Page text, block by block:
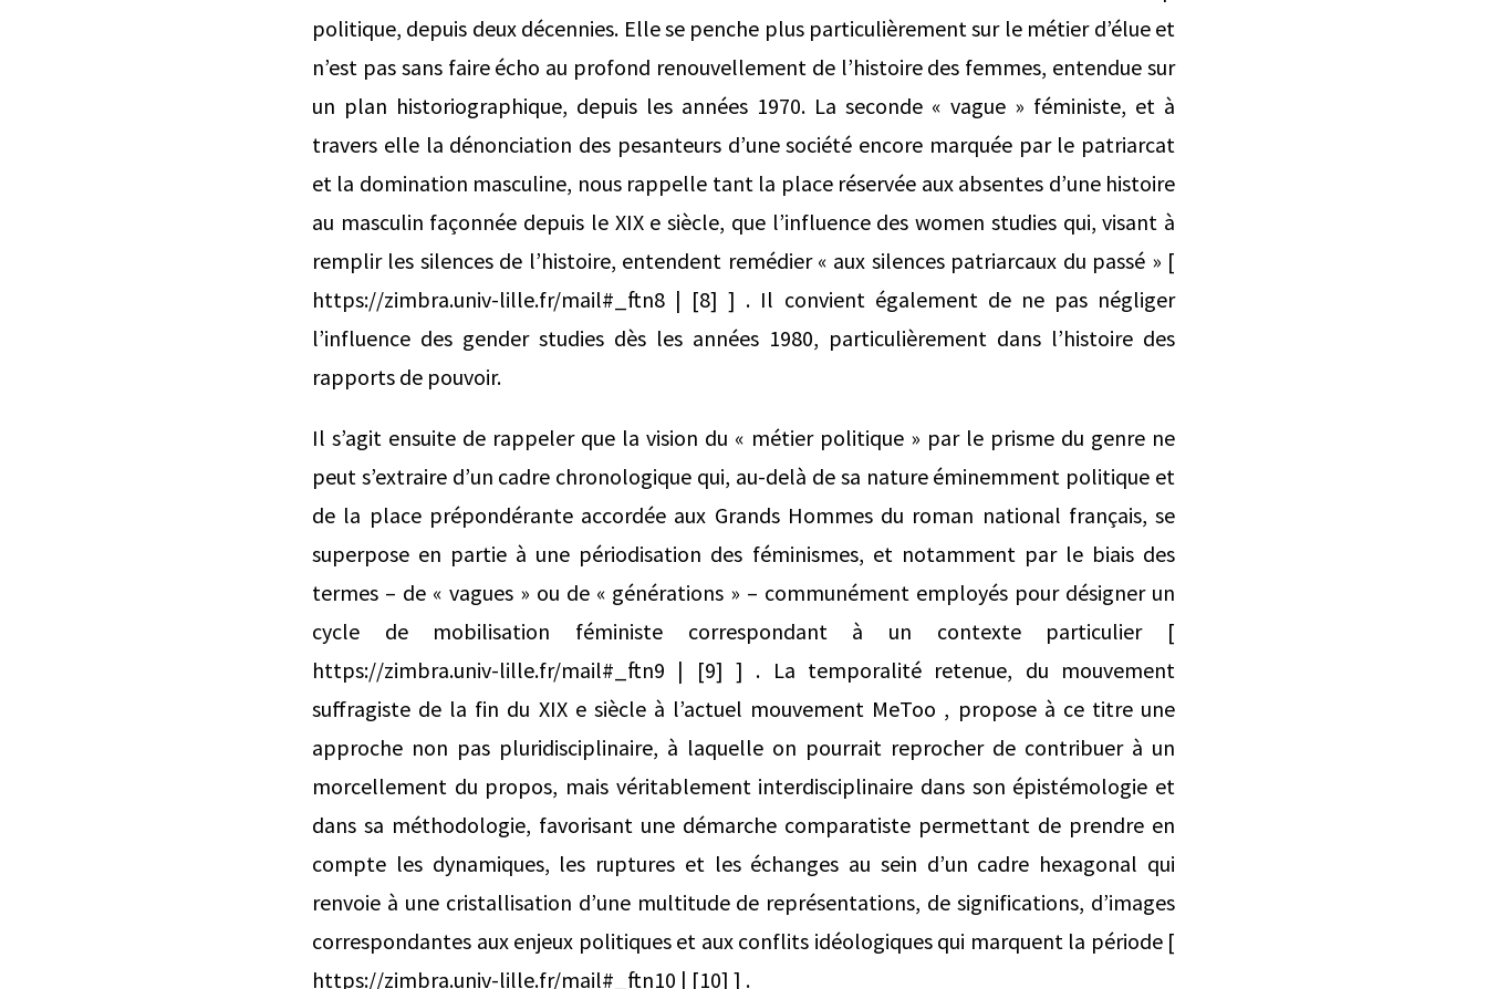
politique, depuis deux décennies. Elle se penche plus particulièrement sur le métier d’élue et
n’est pas sans faire écho au profond renouvellement de l’histoire des femmes, entendue sur
un plan historiographique, depuis les années 1970. La seconde « vague » féministe, et à
travers elle la dénonciation des pesanteurs d’une société encore marquée par le patriarcat
et la domination masculine, nous rappelle tant la place réservée aux absentes d’une histoire
au masculin façonnée depuis le XIX e siècle, que l’influence des women studies qui, visant à
remplir les silences de l’histoire, entendent remédier « aux silences patriarcaux du passé » [
https://zimbra.univ-lille.fr/mail#_ftn8 | [8] ] . Il convient également de ne pas négliger
l’influence des gender studies dès les années 1980, particulièrement dans l’histoire des
rapports de pouvoir.
Il s’agit ensuite de rappeler que la vision du « métier politique » par le prisme du genre ne
peut s’extraire d’un cadre chronologique qui, au-delà de sa nature éminemment politique et
de la place prépondérante accordée aux Grands Hommes du roman national français, se
superpose en partie à une périodisation des féminismes, et notamment par le biais des
termes – de « vagues » ou de « générations » – communément employés pour désigner un
cycle de mobilisation féministe correspondant à un contexte particulier [
https://zimbra.univ-lille.fr/mail#_ftn9 | [9] ] . La temporalité retenue, du mouvement
suffragiste de la fin du XIX e siècle à l’actuel mouvement MeToo , propose à ce titre une
approche non pas pluridisciplinaire, à laquelle on pourrait reprocher de contribuer à un
morcellement du propos, mais véritablement interdisciplinaire dans son épistémologie et
dans sa méthodologie, favorisant une démarche comparatiste permettant de prendre en
compte les dynamiques, les ruptures et les échanges au sein d’un cadre hexagonal qui
renvoie à une cristallisation d’une multitude de représentations, de significations, d’images
correspondantes aux enjeux politiques et aux conflits idéologiques qui marquent la période [
https://zimbra.univ-lille.fr/mail#_ftn10 | [10] ] .